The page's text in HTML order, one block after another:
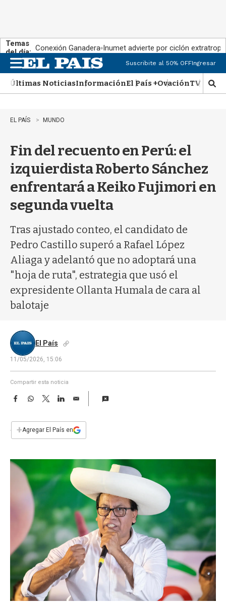
Temas
del día: Conexión Ganadera Inumet advierte por ciclón
n
u
Suscribite al 50% OFFIngresar
Últimas NoticiasInformaciónEl País +OvaciónTV Show
M
o
q
EL PAÍS MUNDO
Fin del recuento en Perú: el
izquierdista Roberto Sánchez
enfrentará a Keiko Fujimori en
segunda vuelta
Tras ajustado conteo, el candidato de
Pedro Castillo superó a Rafael López
Aliaga y adelantó que no adoptará una
"hoja de ruta", estrategia que usó el
expresidente Ollanta Humala de cara al
balotaje
El País
11/05/2026, 15:06
Compartir esta noticia
F
e
b
k
W
s
T
w
t
L
E
i
l
+Agregar El País en